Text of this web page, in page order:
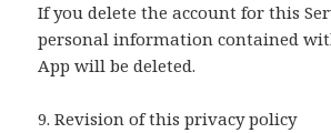
If you delete the account for this
personal information contained
App will be deleted.
9. Revision of this privacy policy